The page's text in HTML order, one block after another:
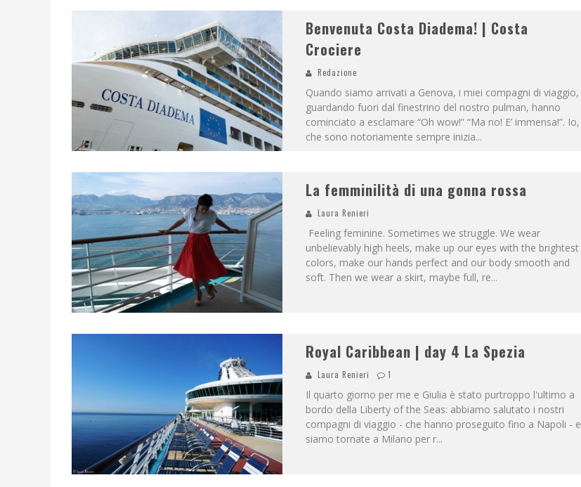
Benvenuta Costa Diadema! | Costa
Crociere
Redazione
Quando siamo arrivati a Genova, i miei compagni di viaggio,
guardando fuori dal finestrino del nostro pulman, hanno
cominciato a esclamare “Oh wow!” “Ma no! E’ immensa!”. Io,
che sono notoriamente sempre inizia...
La femminilità di una gonna rossa
Laura Renieri
Feeling feminine. Sometimes we struggle. We wear
unbelievably high heels, make up our eyes with the brightest
colors, make our hands perfect and our body smooth and
soft. Then we wear a skirt, maybe full, re...
Royal Caribbean | day 4 La Spezia
Laura Renieri 1
Il quarto giorno per me e Giulia è stato purtroppo l'ultimo a
bordo della Liberty of the Seas: abbiamo salutato i nostri
compagni di viaggio - che hanno proseguito fino a Napoli - e
siamo tornate a Milano per r...